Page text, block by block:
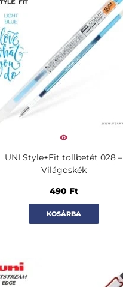
UNI Style+Fit tollbetét 028 –
Világoskék
490 Ft
KOSÁRBA